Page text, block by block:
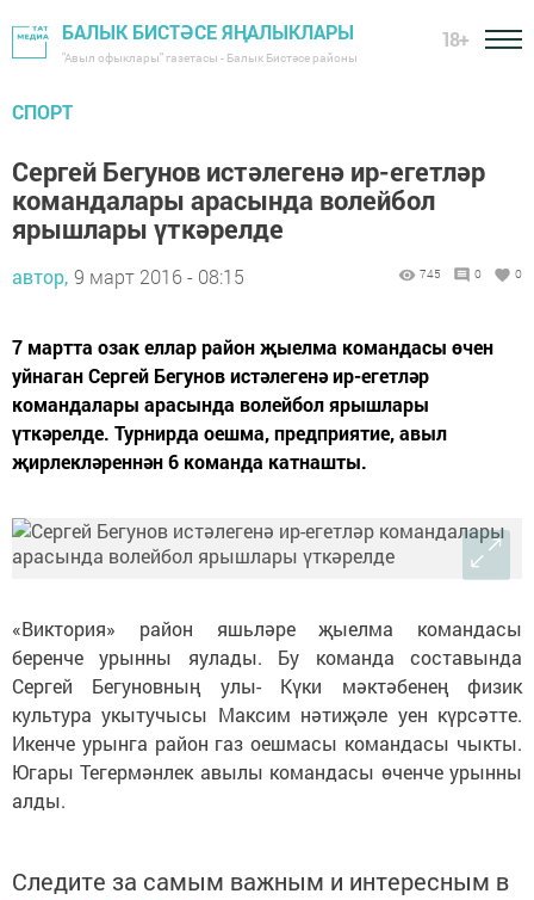
БАЛЫК БИСТӘСЕ ЯҢАЛЫКЛАРЫ
"Авыл офыклары" газетасы - Балык Бистәсе районы
18+
СПОРТ
Сергей Бегунов истәлегенә ир-егетләр
командалары арасында волейбол
ярышлары үткәрелде
автор, 9 март 2016 - 08:15 745 0 0
7 мартта озак еллар район җыелма командасы өчен
уйнаган Сергей Бегунов истәлегенә ир-егетләр
командалары арасында волейбол ярышлары
үткәрелде. Турнирда оешма, предприятие, авыл
җирлекләреннән 6 команда катнашты.
«Виктория» район яшьләре җыелма командасы
беренче урынны яулады. Бу команда составында
Сергей Бегуновның улы- Күки мәктәбенең физик
культура укытучысы Максим нәтиҗәле уен күрсәтте.
Икенче урынга район газ оешмасы командасы чыкты.
Югары Тегермәнлек авылы командасы өченче урынны
алды.
Следите за самым важным и интересным в